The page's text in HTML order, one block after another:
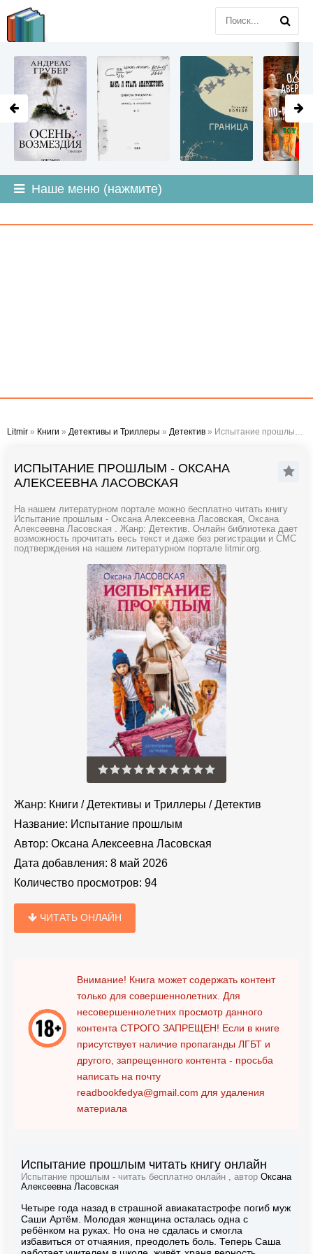
Наше меню (нажмите)
Litmir » Книги » Детективы и Триллеры » Детектив » Испытание прошлым - Оксана Алексеевна Ласовская
ИСПЫТАНИЕ ПРОШЛЫМ - ОКСАНА
АЛЕКСЕЕВНА ЛАСОВСКАЯ
На нашем литературном портале можно бесплатно читать книгу
Испытание прошлым - Оксана Алексеевна Ласовская, Оксана
Алексеевна Ласовская . Жанр: Детектив. Онлайн библиотека дает
возможность прочитать весь текст и даже без регистрации и СМС
подтверждения на нашем литературном портале litmir.org.
Жанр: Книги /Детективы и Триллеры /Детектив
Название: Испытание прошлым
Автор: Оксана Алексеевна Ласовская
Дата добавления: 8 май 2026
Количество просмотров: 94
ЧИТАТЬ ОНЛАЙН
Внимание! Книга может содержать контент
только для совершеннолетних. Для
несовершеннолетних просмотр данного
контента СТРОГО ЗАПРЕЩЕН! Если в книге
присутствует наличие пропаганды ЛГБТ и
другого, запрещенного контента - просьба
написать на почту
readbookfedya@gmail.com для удаления
материала
Испытание прошлым читать книгу онлайн
Испытание прошлым - читать бесплатно онлайн , автор Оксана
Алексеевна Ласовская
Четыре года назад в страшной авиакатастрофе погиб муж
Саши Артём. Молодая женщина осталась одна с
ребёнком на руках. Но она не сдалась и смогла
избавиться от отчаяния, преодолеть боль. Теперь Саша
LITMIR.ORG